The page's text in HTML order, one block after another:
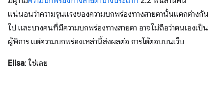
แน่นอนว่าความรุนแรงของความบกพร่องทางสายตานั้นแตกต่างกัน
ไป และบางคนที่มีความบกพร่องทางสายตา อาจไม่ถือว่าตนเองเป็น
ผู้พิการ แต่ความบกพร่องเหล่านี้ส่งผลต่อ การโต้ตอบบนเว็บ
Elisa: ใช่เลย